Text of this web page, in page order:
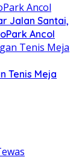
Jalan Santai,
Ancol
Tenis Meja